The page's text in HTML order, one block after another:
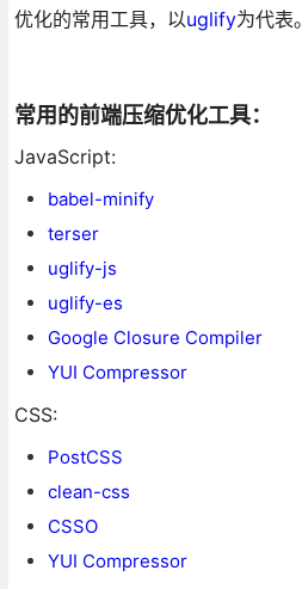
优化的常用工具，以uglify为代表。
常用的前端压缩优化工具：
JavaScript:
babel-minify
terser
uglify-js
uglify-es
Google Closure Compiler
YUI Compressor
CSS:
PostCSS
clean-css
CSSO
YUI Compressor